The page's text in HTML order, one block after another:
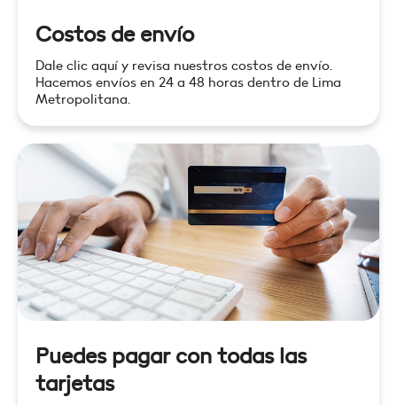
Costos de envío
Dale clic aquí y revisa nuestros costos de envío.
Hacemos envíos en 24 a 48 horas dentro de Lima
Metropolitana.
Puedes pagar con todas las
tarjetas